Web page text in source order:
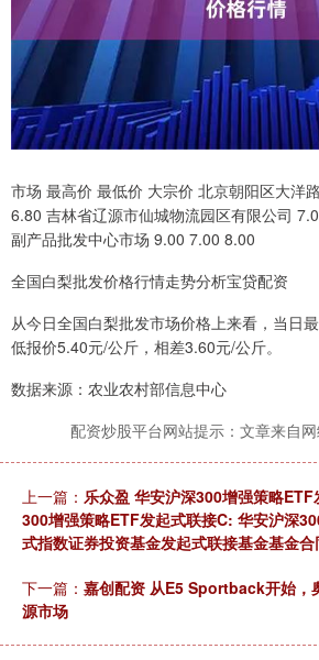
市场 最高价 最低价 大宗价 北京朝阳区大洋
6.80 吉林省辽源市仙城物流园区有限公司
副产品批发中心市场 9.00 7.00 8.00
全国白梨批发价格行情走势分析宝贷配资
从今日全国白梨批发市场价格上来看，当日
低报价5.40元/公斤，相差3.60元/公斤。
数据来源：农业农村部信息中心
配资炒股平台网站提示：文章来自网
上一篇： 乐众盈 华安沪深300增强策略
300增强策略ETF发起式联接C: 华安沪深
式指数证券投资基金发起式联接基金基金合
下一篇： 嘉创配资 从E5 Sportback开始，
源市场